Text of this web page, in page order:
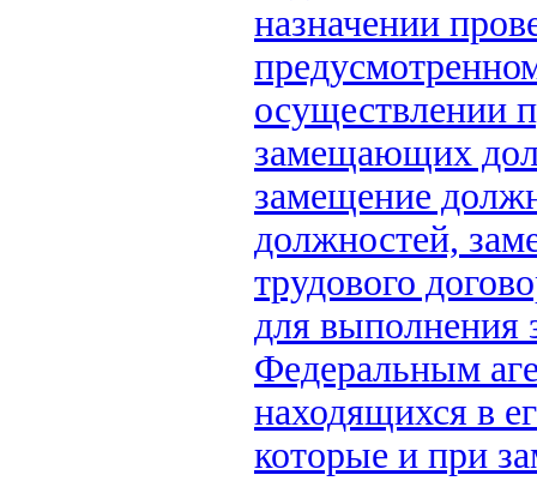
назначении
осуществлении
замещающих
замещение
должностей,
трудового
для выполнения
Федеральным
находящихся в
которые и при